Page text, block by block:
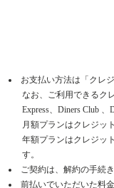
お支払い方法は「クレ
なお、ご利用できるク
Express、Diners Club 、
月額プランはクレジッ
年額プランはクレジッ
す。
ご契約は、解約の手続
前払いでいただいた料